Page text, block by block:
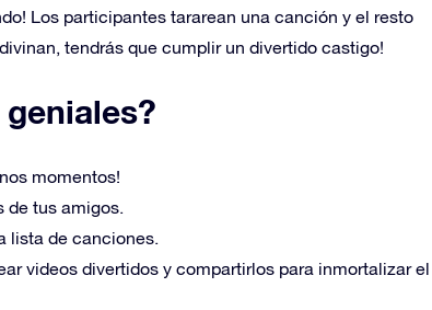
Los participantes tararean una canción y el resto
tendrás que cumplir un divertido castigo!
momentos!
de tus amigos.
lista de canciones.
videos divertidos y compartirlos para inmortalizar el